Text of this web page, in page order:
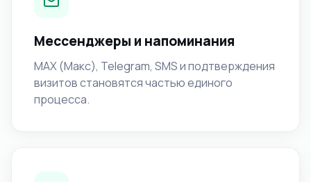
Мессенджеры и напоминания
MAX (Макс), Telegram, SMS и подтверждения
визитов становятся частью единого
процесса.